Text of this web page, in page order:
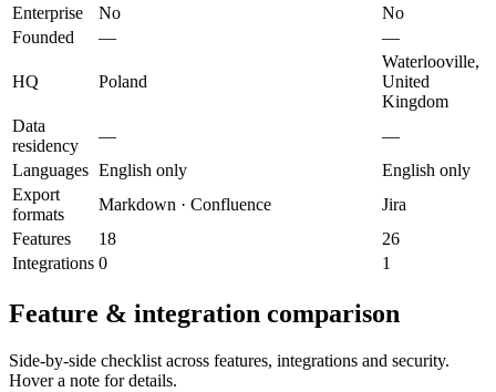
Enterprise
No
No
Founded
— —
HQ Poland
Waterlooville,
United
Kingdom
Data
residency
—
—
Languages English only
English only
Export
formats
Markdown · Confluence
Jira
Features
18
26
Integrations 0 1
Feature & integration comparison
Side-by-side checklist across features, integrations and security.
Hover a note for details.